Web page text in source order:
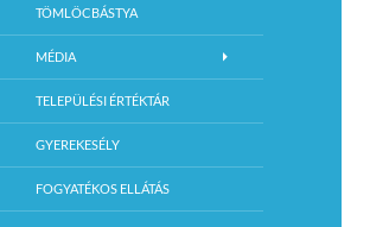
TÖMLÖCBÁSTYA
MÉDIA
TELEPÜLÉSI ÉRTÉKTÁR
GYEREKESÉLY
FOGYATÉKOS ELLÁTÁS